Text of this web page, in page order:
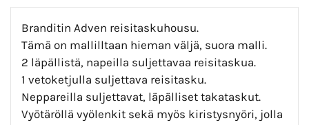
Branditin Adven reisitaskuhousu.
Tämä on mallilltaan hieman väljä, suora malli.
2 läpällistä, napeilla suljettavaa reisitaskua.
1 vetoketjulla suljettava reisitasku.
Neppareilla suljettavat, läpälliset takataskut.
Vyötäröllä vyölenkit sekä myös kiristysnyöri, jolla